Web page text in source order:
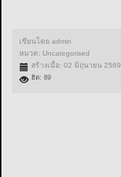
เขียนโดยadmin
หมวด: Uncategorised
สร้างเมื่อ: 02 มิถุนายน 2569
ฮิต: 89